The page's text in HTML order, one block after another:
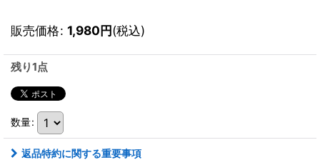
販売価格: 1,980円(税込)
残り1点
数量:
返品特約に関する重要事項